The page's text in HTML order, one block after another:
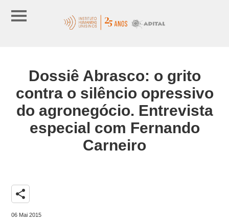
Dossiê Abrasco: o grito
contra o silêncio opressivo
do agronegócio. Entrevista
especial com Fernando
Carneiro
share
06 Mai 2015